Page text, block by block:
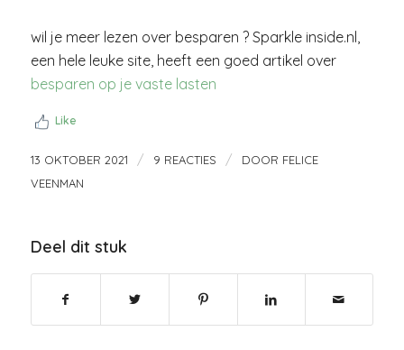
wil je meer lezen over besparen ? Sparkle inside.nl,
een hele leuke site, heeft een goed artikel over
besparen op je vaste lasten
Like
13 OKTOBER 2021 / 9 REACTIES / DOOR FELICE
VEENMAN
Deel dit stuk